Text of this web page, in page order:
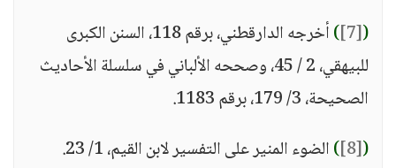
(
[7]
)
أخرجه الدارقطني، برقم 118، السنن الكبرى
للبيهقي، 2 / 45، وصححه الألباني في سلسلة الأحاديث
الصحيحة، 3/ 179، برقم 1183.
(
[8]
)الضوء المنير على التفسير لابن القيم، 1/ 23.